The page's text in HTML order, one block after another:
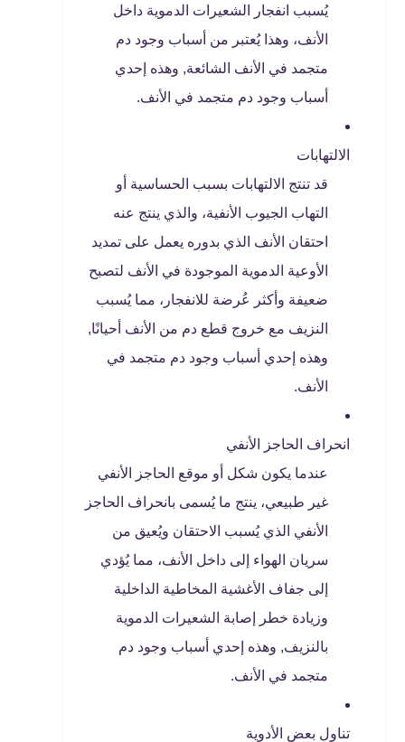
يُسبب انفجار الشعيرات الدموية داخل
الأنف، وهذا يُعتبر من أسباب وجود دم
متجمد في الأنف الشائعة, وهذه إحدي
أسباب وجود دم متجمد في الأنف.
الالتهابات
قد تنتج الالتهابات بسبب الحساسية أو
التهاب الجيوب الأنفية، والذي ينتج عنه
احتقان الأنف الذي بدوره يعمل على تمديد
الأوعية الدموية الموجودة في الأنف لتصبح
ضعيفة وأكثر عُرضة للانفجار، مما يُسبب
النزيف مع خروج قطع دم من الأنف أحيانًا,
وهذه إحدي أسباب وجود دم متجمد في
الأنف.
انحراف الحاجز الأنفي
عندما يكون شكل أو موقع الحاجز الأنفي
غير طبيعي، ينتج ما يُسمى بانحراف الحاجز
الأنفي الذي يُسبب الاحتقان ويُعيق من
سريان الهواء إلى داخل الأنف، مما يُؤدي
إلى جفاف الأغشية المخاطية الداخلية
وزيادة خطر إصابة الشعيرات الدموية
بالنزيف, وهذه إحدي أسباب وجود دم
متجمد في الأنف.
تناول بعض الأدوية